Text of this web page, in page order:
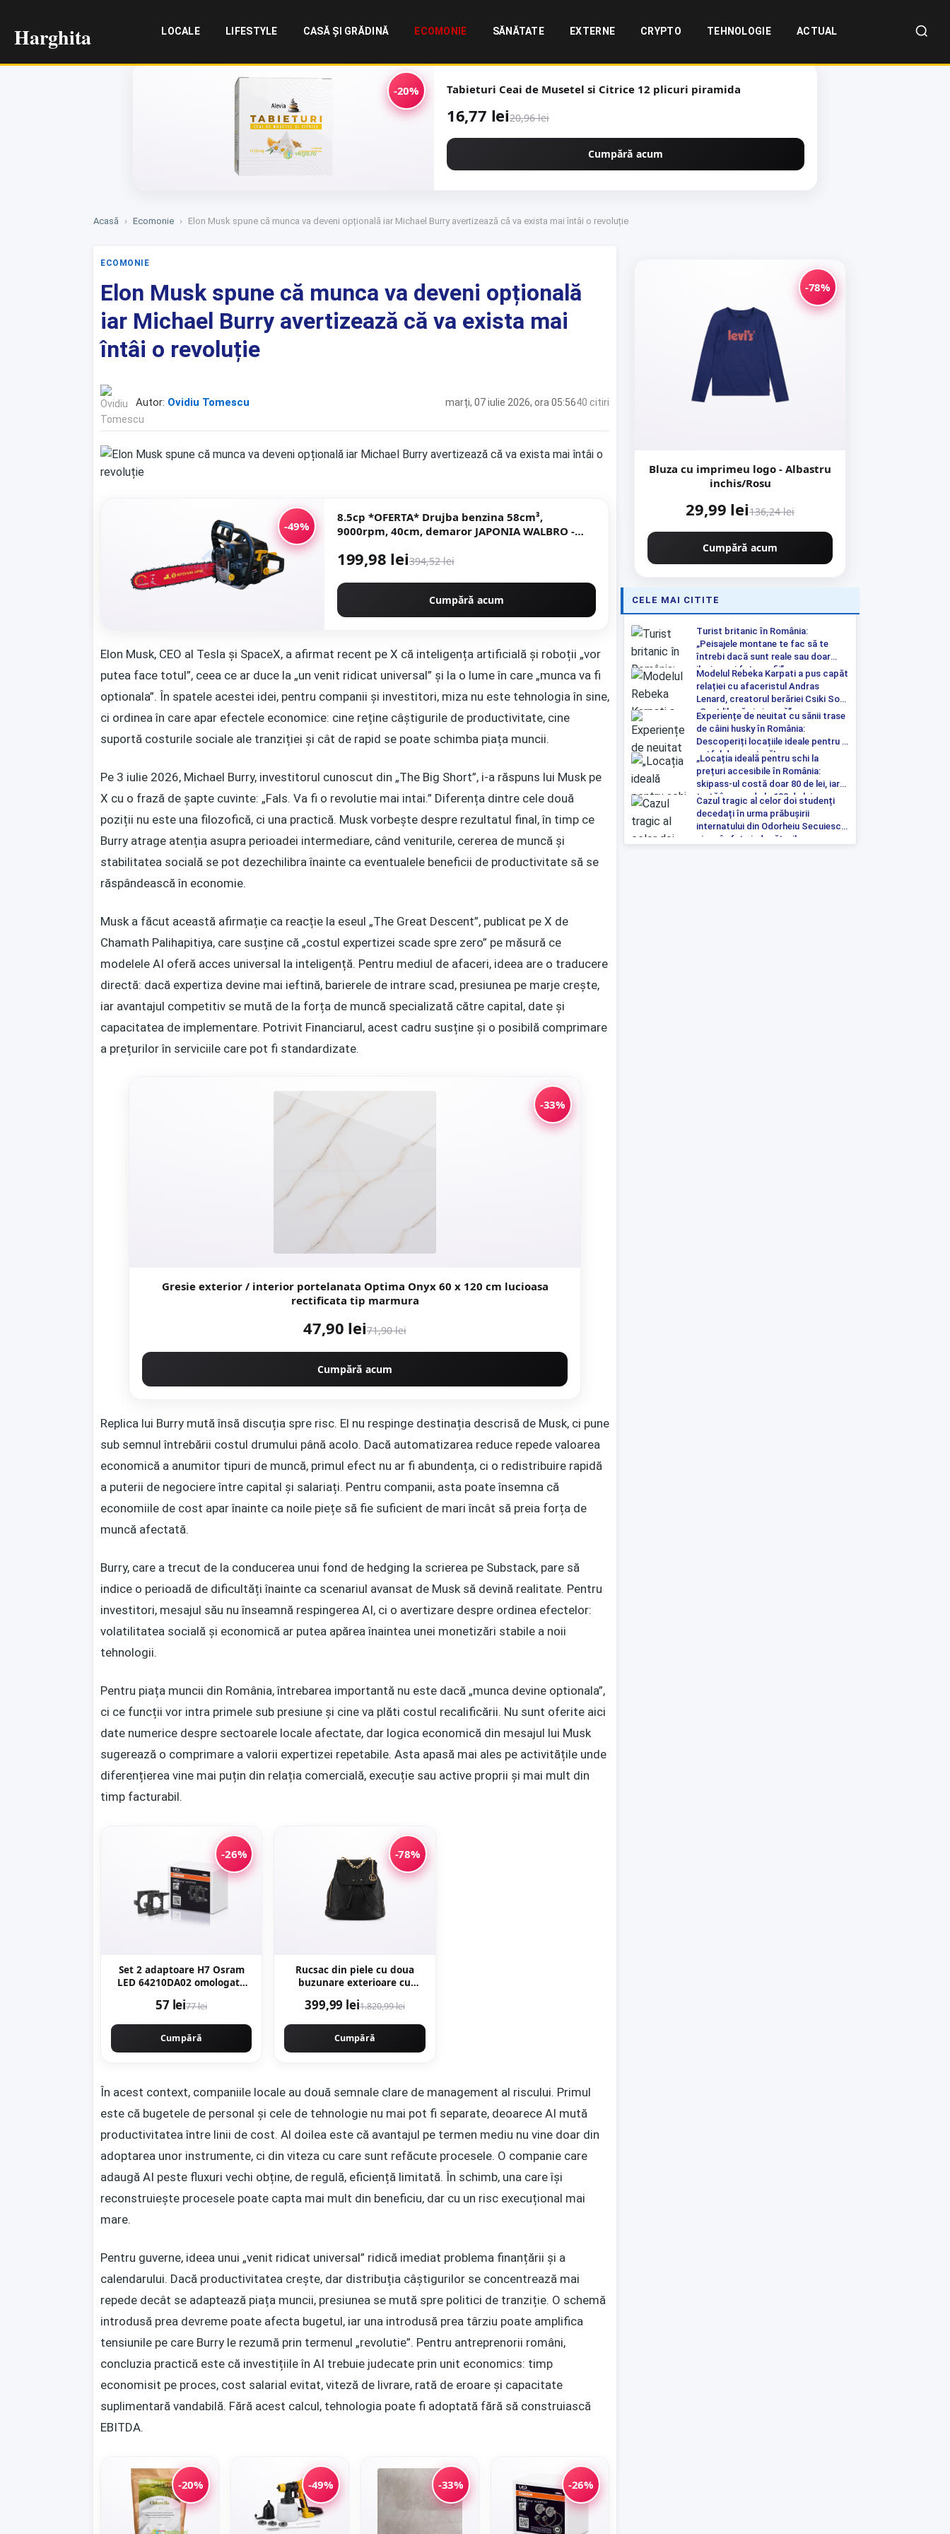
Harghita LOCALE LIFESTYLE CASĂ ȘI GRĂDINĂ ECOMONIE SĂNĂTATE EXTERNE CRYPTO TEHNOLOGIE ACTUAL
-20% Tabieturi Ceai de Musetel si Citrice 12 plicuri piramida
16,77 lei20,96 lei
Cumpără acum
Acasă › Ecomonie › Elon Musk spune că munca va deveni opțională iar Michael Burry avertizează că va exista mai întâi o revoluție
ECOMONIE
Elon Musk spune că munca va deveni opțională
iar Michael Burry avertizează că va exista mai
întâi o revoluție
Autor: Ovidiu Tomescu marți, 07 iulie 2026, ora 05:5640 citiri
-49%
8.5cp *OFERTA* Drujba benzina 58cm³,
9000rpm, 40cm, demaror JAPONIA WALBRO -
199,98 lei394,52 lei
Cumpără acum
Elon Musk, CEO al Tesla și SpaceX, a afirmat recent pe X că inteligența artificială și roboții „vor
putea face totul”, ceea ce ar duce la „un venit ridicat universal” și la o lume în care „munca va fi
optionala”. În spatele acestei idei, pentru companii și investitori, miza nu este tehnologia în sine,
ci ordinea în care apar efectele economice: cine reține câștigurile de productivitate, cine
suportă costurile sociale ale tranziției și cât de rapid se poate schimba piața muncii.
Pe 3 iulie 2026, Michael Burry, investitorul cunoscut din „The Big Short”, i-a răspuns lui Musk pe
X cu o frază de șapte cuvinte: „Fals. Va fi o revolutie mai intai.” Diferența dintre cele două
poziții nu este una filozofică, ci una practică. Musk vorbește despre rezultatul final, în timp ce
Burry atrage atenția asupra perioadei intermediare, când veniturile, cererea de muncă și
stabilitatea socială se pot dezechilibra înainte ca eventualele beneficii de productivitate să se
răspândească în economie.
Musk a făcut această afirmație ca reacție la eseul „The Great Descent”, publicat pe X de
Chamath Palihapitiya, care susține că „costul expertizei scade spre zero” pe măsură ce
modelele AI oferă acces universal la inteligență. Pentru mediul de afaceri, ideea are o traducere
directă: dacă expertiza devine mai ieftină, barierele de intrare scad, presiunea pe marje crește,
iar avantajul competitiv se mută de la forța de muncă specializată către capital, date și
capacitatea de implementare. Potrivit Financiarul, acest cadru susține și o posibilă comprimare
a prețurilor în serviciile care pot fi standardizate.
-33%
Gresie exterior / interior portelanata Optima Onyx 60 x 120 cm lucioasa
rectificata tip marmura
47,90 lei71,90 lei
Cumpără acum
Replica lui Burry mută însă discuția spre risc. El nu respinge destinația descrisă de Musk, ci pune
sub semnul întrebării costul drumului până acolo. Dacă automatizarea reduce repede valoarea
economică a anumitor tipuri de muncă, primul efect nu ar fi abundența, ci o redistribuire rapidă
a puterii de negociere între capital și salariați. Pentru companii, asta poate însemna că
economiile de cost apar înainte ca noile piețe să fie suficient de mari încât să preia forța de
muncă afectată.
Burry, care a trecut de la conducerea unui fond de hedging la scrierea pe Substack, pare să
indice o perioadă de dificultăți înainte ca scenariul avansat de Musk să devină realitate. Pentru
investitori, mesajul său nu înseamnă respingerea AI, ci o avertizare despre ordinea efectelor:
volatilitatea socială și economică ar putea apărea înaintea unei monetizări stabile a noii
tehnologii.
Pentru piața muncii din România, întrebarea importantă nu este dacă „munca devine optionala”,
ci ce funcții vor intra primele sub presiune și cine va plăti costul recalificării. Nu sunt oferite aici
date numerice despre sectoarele locale afectate, dar logica economică din mesajul lui Musk
sugerează o comprimare a valorii expertizei repetabile. Asta apasă mai ales pe activitățile unde
diferențierea vine mai puțin din relația comercială, execuție sau active proprii și mai mult din
timp facturabil.
-26%
Set 2 adaptoare H7 Osram
LED 64210DA02 omologate
57 lei77 lei
Cumpără
-78%
Rucsac din piele cu doua
buzunare exterioare cu
399,99 lei1.820,99 lei
Cumpără
În acest context, companiile locale au două semnale clare de management al riscului. Primul
este că bugetele de personal și cele de tehnologie nu mai pot fi separate, deoarece AI mută
productivitatea între linii de cost. Al doilea este că avantajul pe termen mediu nu vine doar din
adoptarea unor instrumente, ci din viteza cu care sunt refăcute procesele. O companie care
adaugă AI peste fluxuri vechi obține, de regulă, eficiență limitată. În schimb, una care își
reconstruiește procesele poate capta mai mult din beneficiu, dar cu un risc execuțional mai
mare.
Pentru guverne, ideea unui „venit ridicat universal” ridică imediat problema finanțării și a
calendarului. Dacă productivitatea crește, dar distribuția câștigurilor se concentrează mai
repede decât se adaptează piața muncii, presiunea se mută spre politici de tranziție. O schemă
introdusă prea devreme poate afecta bugetul, iar una introdusă prea târziu poate amplifica
tensiunile pe care Burry le rezumă prin termenul „revolutie”. Pentru antreprenorii români,
concluzia practică este că investițiile în AI trebuie judecate prin unit economics: timp
economisit pe proces, cost salarial evitat, viteză de livrare, rată de eroare și capacitate
suplimentară vandabilă. Fără acest calcul, tehnologia poate fi adoptată fără să construiască
EBITDA.
-20% -49% -33% -26%
-78%
Bluza cu imprimeu logo - Albastru
inchis/Rosu
29,99 lei136,24 lei
Cumpără acum
CELE MAI CITITE
Turist britanic în România:
„Peisajele montane te fac să te
întrebi dacă sunt reale sau doar
iluzia unei fotografii”
Modelul Rebeka Karpati a pus capăt
relației cu afaceristul Andras
Lenard, creatorul berăriei Csiki Sor:
„Sunt liberă și singură”
Experiențe de neuitat cu sănii trase
de câini husky în România:
Descoperiți locațiile ideale pentru o
astfel de aventură!
„Locația ideală pentru schi la
prețuri accesibile în România:
skipass-ul costă doar 80 de lei, iar
tartă începe de la 100 de lei pe
noapte”
Cazul tragic al celor doi studenți
decedați în urma prăbușirii
internatului din Odorheiu Secuiesc a
ajuns în fața judecătorilor